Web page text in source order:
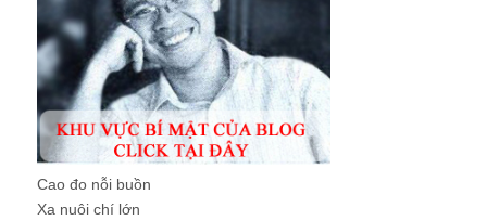
Cao đo nỗi buồn
Xa nuôi chí lớn